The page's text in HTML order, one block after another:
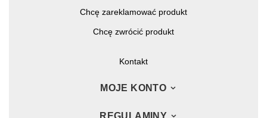
Chcę zareklamować produkt
Chcę zwrócić produkt
Kontakt
MOJE KONTO
REGULAMINY